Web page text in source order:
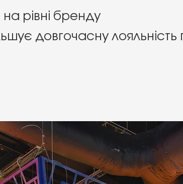
на рівні бренду
довгочасну